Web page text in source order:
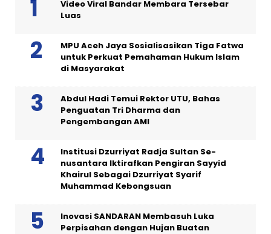
Video Viral Bandar Membara Tersebar
Luas
MPU Aceh Jaya Sosialisasikan Tiga Fatwa
untuk Perkuat Pemahaman Hukum Islam
di Masyarakat
Abdul Hadi Temui Rektor UTU, Bahas
Penguatan Tri Dharma dan
Pengembangan AMI
Institusi Dzurriyat Radja Sultan Se-
nusantara Iktirafkan Pengiran Sayyid
Khairul Sebagai Dzurriyat Syarif
Muhammad Kebongsuan
Inovasi SANDARAN Membasuh Luka
Perpisahan dengan Hujan Buatan